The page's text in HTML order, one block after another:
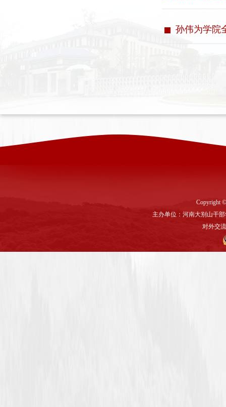
孙伟为学院
Copyright
主办单位：河南大别山干
对外交